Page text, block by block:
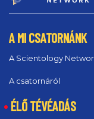
A MI CSATORNÁNK
A Scientology
A csatornáról
ÉLŐ TÉVÉADÁS